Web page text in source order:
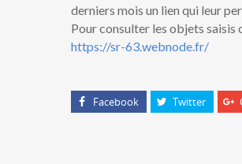
derniers mois un lien qui leur
Pour consulter les objets saisis
https://sr-63.webnode.fr/
Facebook Twitter